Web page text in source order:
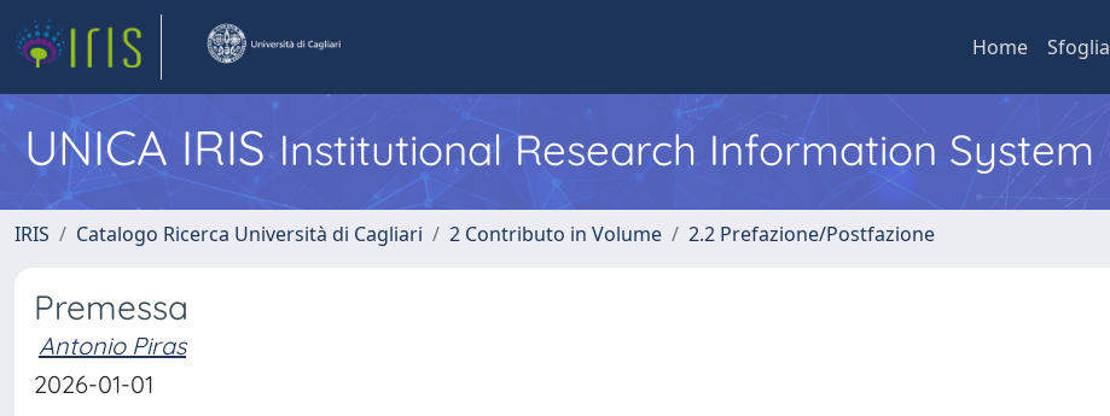
Home Sfoglia
UNICA IRISInstitutional Research Information System
IRIS Catalogo Ricerca Università di Cagliari 2 Contributo in Volume 2.2 Prefazione/Postfazione
Premessa
Antonio Piras
2026-01-01